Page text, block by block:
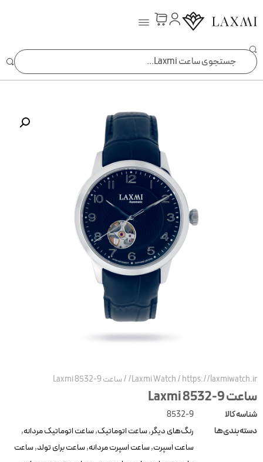
Laxmi Watch/https://laxmiwatch.ir/
/ساعت Laxmi 8532-9
ساعت Laxmi 8532-9
شناسه کالا
8532-9
دسته‌بندی‌ها
رنگ‌های دیگر,ساعت اتوماتیک,ساعت اتوماتیک مردانه,
ساعت اسپرت,ساعت اسپرت مردانه,ساعت برای تولد,ساعت